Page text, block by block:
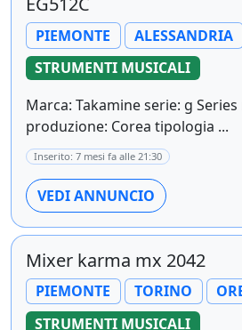
PIEMONTE ALESSANDRIA
STRUMENTI MUSICALI
Marca: Takamine serie: g
produzione: Corea tipologia ...
Inserito: 7 mesi fa alle 21:30
VEDI ANNUNCIO
Mixer karma mx 2042
PIEMONTE TORINO
STRUMENTI MUSICALI